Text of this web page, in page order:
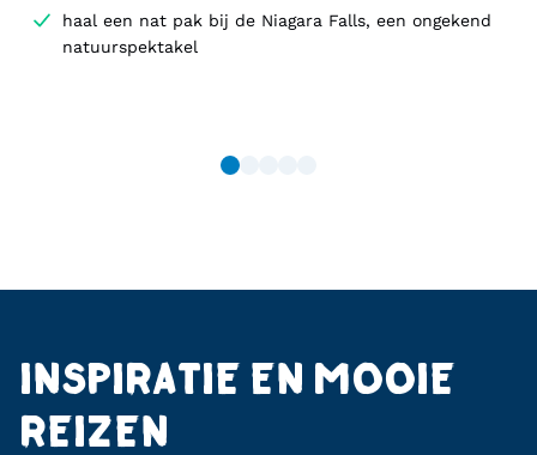
haal een nat pak bij de Niagara Falls, een ongekend
natuurspektakel
INSPIRATIE EN MOOIE
REIZEN